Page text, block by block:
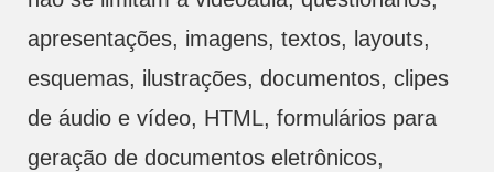
apresentações, imagens, textos, layouts,
esquemas, ilustrações, documentos, clipes
de áudio e vídeo, HTML, formulários para
geração de documentos eletrônicos,